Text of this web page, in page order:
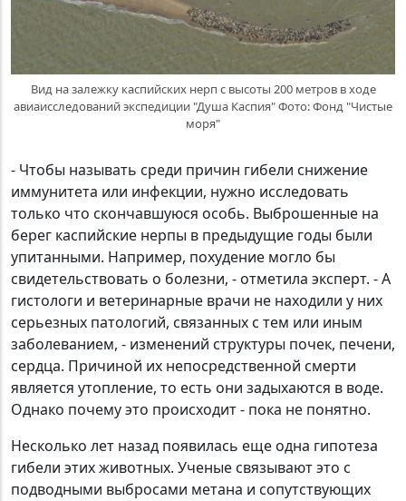
Вид на залежку каспийских нерп с высоты 200 метров в ходе
авиаисследований экспедиции "Душа Каспия" Фото: Фонд "Чистые
моря"
- Чтобы называть среди причин гибели снижение
иммунитета или инфекции, нужно исследовать
только что скончавшуюся особь. Выброшенные на
берег каспийские нерпы в предыдущие годы были
упитанными. Например, похудение могло бы
свидетельствовать о болезни, - отметила эксперт. - А
гистологи и ветеринарные врачи не находили у них
серьезных патологий, связанных с тем или иным
заболеванием, - изменений структуры почек, печени,
сердца. Причиной их непосредственной смерти
является утопление, то есть они задыхаются в воде.
Однако почему это происходит - пока не понятно.
Несколько лет назад появилась еще одна гипотеза
гибели этих животных. Ученые связывают это с
подводными выбросами метана и сопутствующих